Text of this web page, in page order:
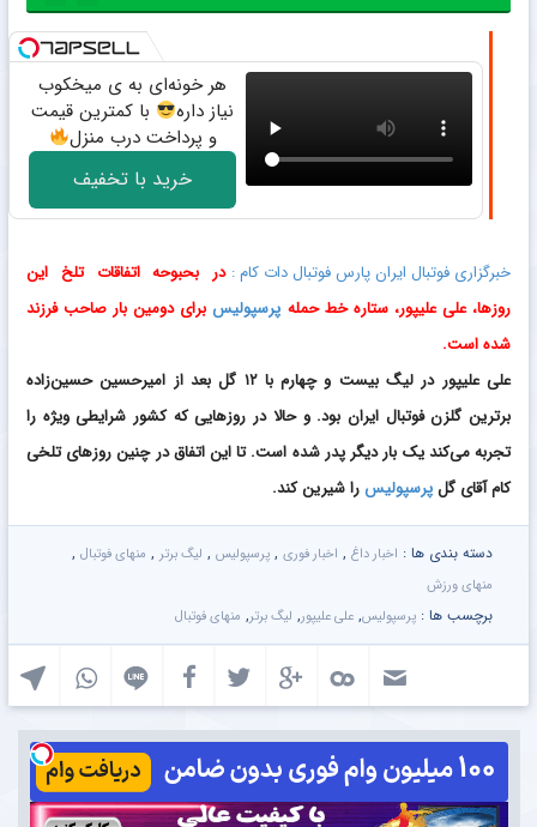
هر خونه‌ای به ی میخکوب
نیاز داره
با کمترین قیمت
و پرداخت درب منزل
خرید با تخفیف
خبرگزاری فوتبال ایران پارس فوتبال دات کام : در بحبوحه اتفاقات تلخ این
روزها، علی علیپور، ستاره خط حمله پرسپولیس برای دومین بار صاحب فرزند
شده است.
علی علیپور در لیگ بیست و چهارم با ۱۲ گل بعد از امیرحسین حسین‌زاده
برترین گلزن فوتبال ایران بود. و حالا در روزهایی که کشور شرایطی ویژه را
تجربه می‌کند یک بار دیگر پدر شده است. تا این اتفاق در چنین روزهای تلخی
کام آقای گلپرسپولیس را شیرین کند.
دسته بندی ها : اخبار داغ , اخبار فوری , پرسپولیس , لیگ برتر , منهای فوتبال ,
منهای ورزش
برچسب ها : پرسپولیس, علی علیپور, لیگ برتر, منهای فوتبال